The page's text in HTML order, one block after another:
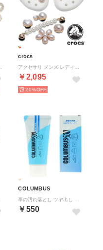
crocs
￥2,095
20%
COLUMBUS
￥550